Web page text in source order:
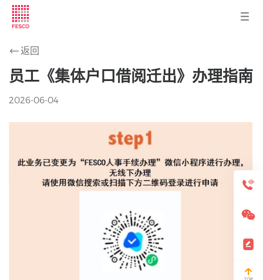
返回
员工《集体户口借阅迁出》办理指南
2026-06-04